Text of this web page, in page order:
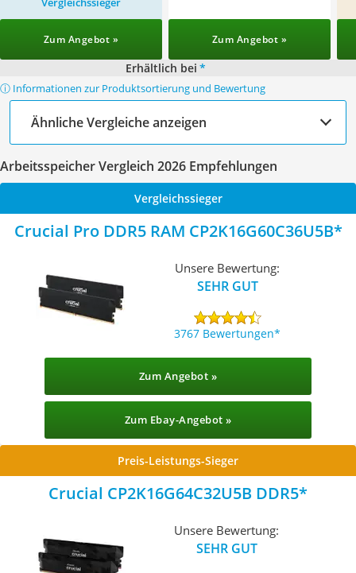
Zum Angebot » Zum Angebot »
Erhältlich bei *
ⓘ Informationen zur Produktsortierung und Bewertung
Ähnliche Vergleiche anzeigen
Arbeitsspeicher Vergleich 2026 Empfehlungen
Vergleichssieger
Crucial Pro DDR5 RAM CP2K16G60C36U5B
Unsere Bewertung:
SEHR GUT
3767 Bewertungen
Zum Angebot »
Zum Ebay-Angebot »
Preis-Leistungs-Sieger
Crucial CP2K16G64C32U5B DDR5
Unsere Bewertung:
SEHR GUT